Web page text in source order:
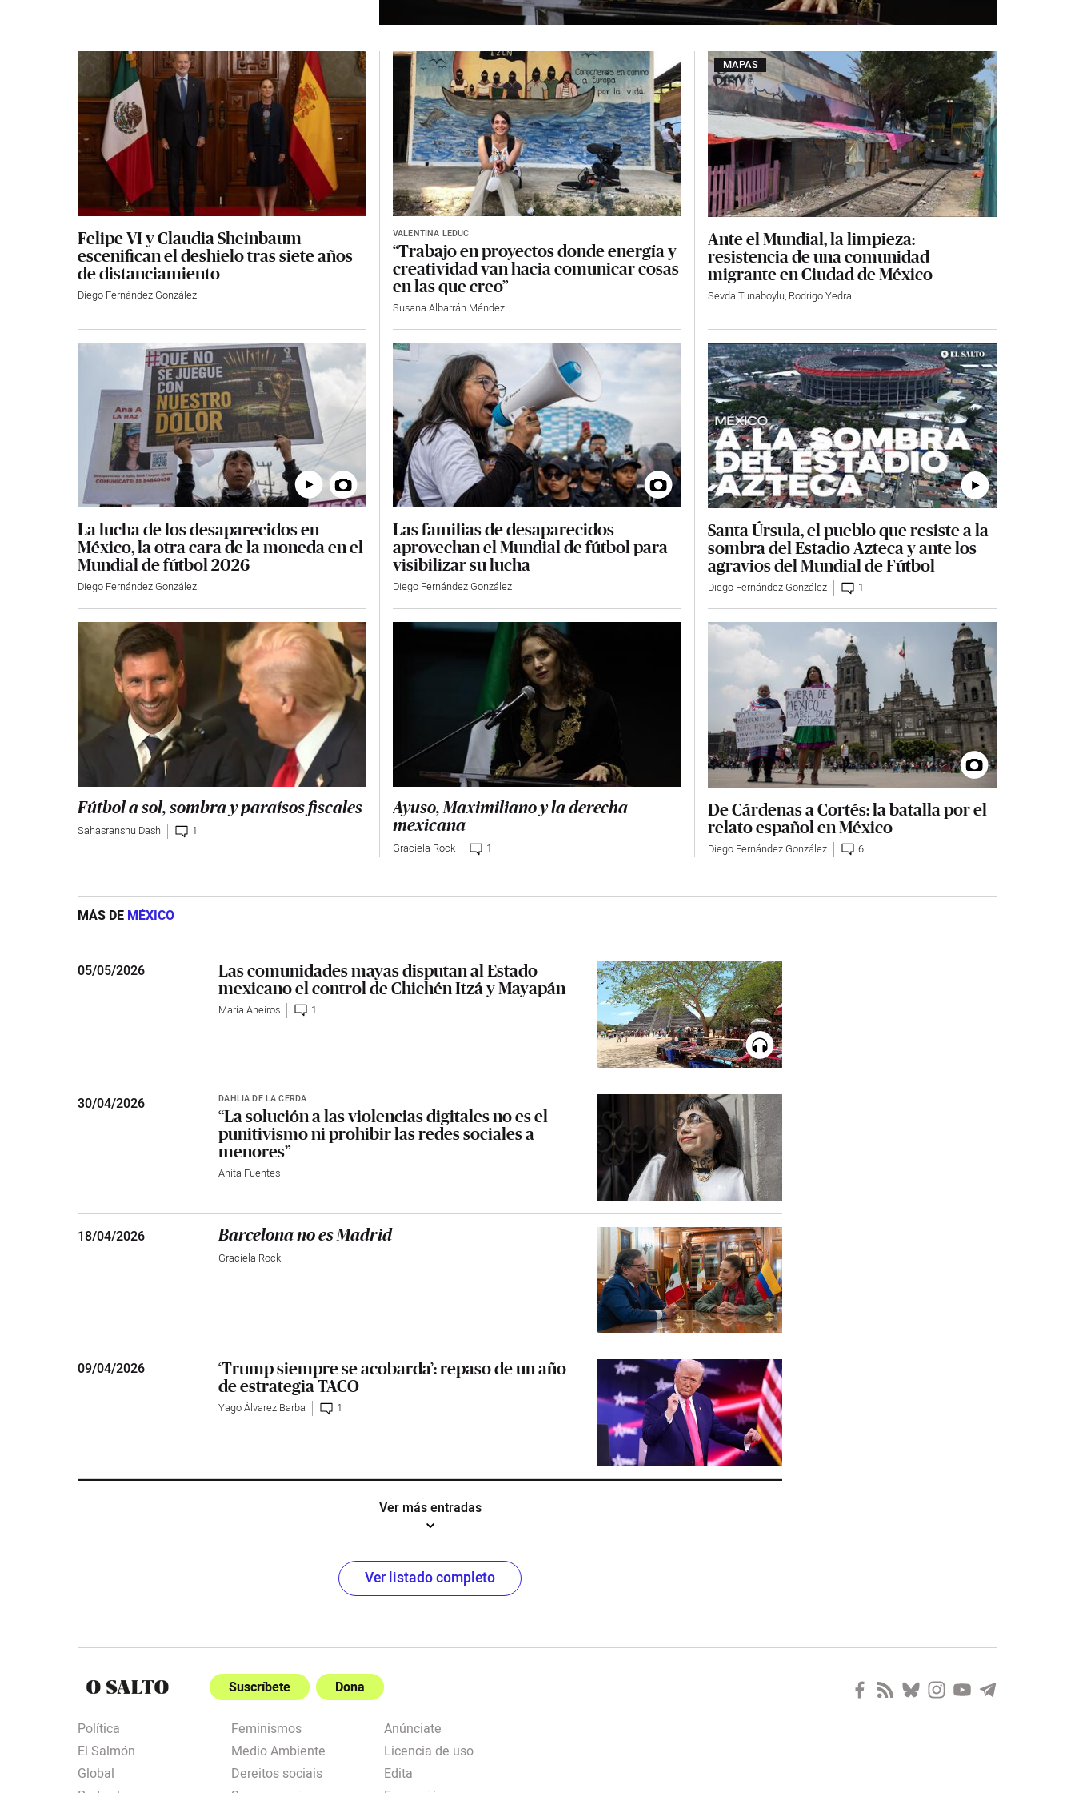
Felipe VI y Claudia Sheinbaum
escenifican el deshielo tras siete años
de distanciamiento
Diego Fernández González
VALENTINA LEDUC
“Trabajo en proyectos donde energía y
creatividad van hacia comunicar cosas
en las que creo”
Susana Albarrán Méndez
MAPAS
Ante el Mundial, la limpieza:
resistencia de una comunidad
migrante en Ciudad de México
Sevda Tunaboylu, Rodrigo Yedra
La lucha de los desaparecidos en
México, la otra cara de la moneda en el
Mundial de fútbol 2026
Diego Fernández González
Las familias de desaparecidos
aprovechan el Mundial de fútbol para
visibilizar su lucha
Diego Fernández González
Santa Úrsula, el pueblo que resiste a la
sombra del Estadio Azteca y ante los
agravios del Mundial de Fútbol
Diego Fernández González 1
Fútbol a sol, sombra y paraísos fiscales
Sahasranshu Dash 1
Ayuso, Maximiliano y la derecha
mexicana
Graciela Rock 1
De Cárdenas a Cortés: la batalla por el
relato español en México
Diego Fernández González 6
MÁS DE MÉXICO
05/05/2026
Las comunidades mayas disputan al Estado
mexicano el control de Chichén Itzá y Mayapán
María Aneiros 1
30/04/2026 DAHLIA DE LA CERDA
“La solución a las violencias digitales no es el
punitivismo ni prohibir las redes sociales a
menores”
Anita Fuentes
18/04/2026 Barcelona no es Madrid
Graciela Rock
09/04/2026
‘Trump siempre se acobarda’: repaso de un año
de estrategia TACO
Yago Álvarez Barba 1
Ver más entradas
Ver listado completo
Suscríbete Dona
Política
El Salmón
Global
Feminismos
Medio Ambiente
Dereitos sociais
Anúnciate
Licencia de uso
Edita